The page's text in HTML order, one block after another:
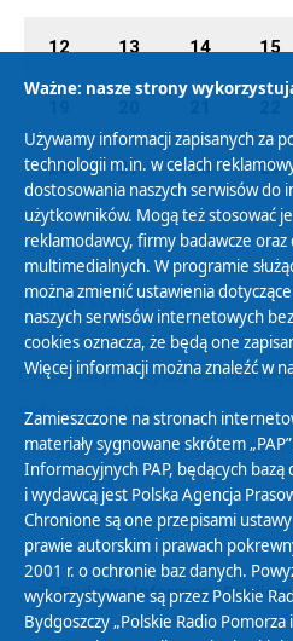
12 13 14 15
26 27 28 29
Polityka Prywatności
Zasady korzystania z Serwisu
Organizacje Pożytku Publicznego
Cyfryzacja DAB+
Polityka ochrony danych
Abonament
Zamówienia publiczne
Biuletyn Informacji
Ważne: nasze strony
Używamy informacji zapisanych za
technologii m.in. w celach
dostosowania naszych serwisów do
użytkowników. Mogą też stosować
reklamodawcy, firmy badawcze oraz
multimedialnych. W programie
można zmienić ustawienia
naszych serwisów internetowych
cookies oznacza, że będą one
Więcej informacji można znaleźć w
Zamieszczone na stronach
materiały sygnowane skrótem
Informacyjnych PAP, będących
i wydawcą jest Polska Agencja
Chronione są one przepisami
prawie autorskim i prawach
2001 r. o ochronie baz danych.
wykorzystywane są przez Polskie
Bydgoszczy „Polskie Radio